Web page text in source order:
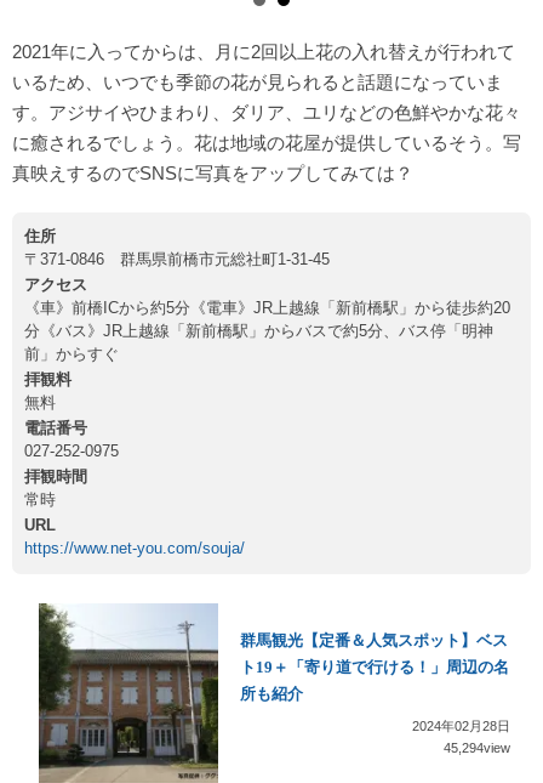
2021年に入ってからは、月に2回以上花の入れ替えが行われて
いるため、いつでも季節の花が見られると話題になっていま
す。アジサイやひまわり、ダリア、ユリなどの色鮮やかな花々
に癒されるでしょう。花は地域の花屋が提供しているそう。写
真映えするのでSNSに写真をアップしてみては？
住所
〒371-0846 群馬県前橋市元総社町1-31-45
アクセス
《車》前橋ICから約5分《電車》JR上越線「新前橋駅」から徒歩約20
分《バス》JR上越線「新前橋駅」からバスで約5分、バス停「明神
前」からすぐ
拝観料
無料
電話番号
027-252-0975
拝観時間
常時
URL
https://www.net-you.com/souja/
群馬観光【定番＆人気スポット】ベス
ト19＋「寄り道で行ける！」周辺の名
所も紹介
2024年02月28日
45,294view